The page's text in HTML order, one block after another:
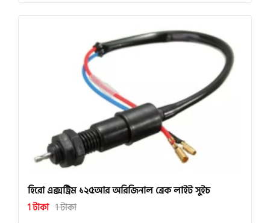
হিরো এক্সট্রিম ১২৫আর অরিজিনাল ব্রেক লাইট সুইচ
1 টাকা 1 টাকা